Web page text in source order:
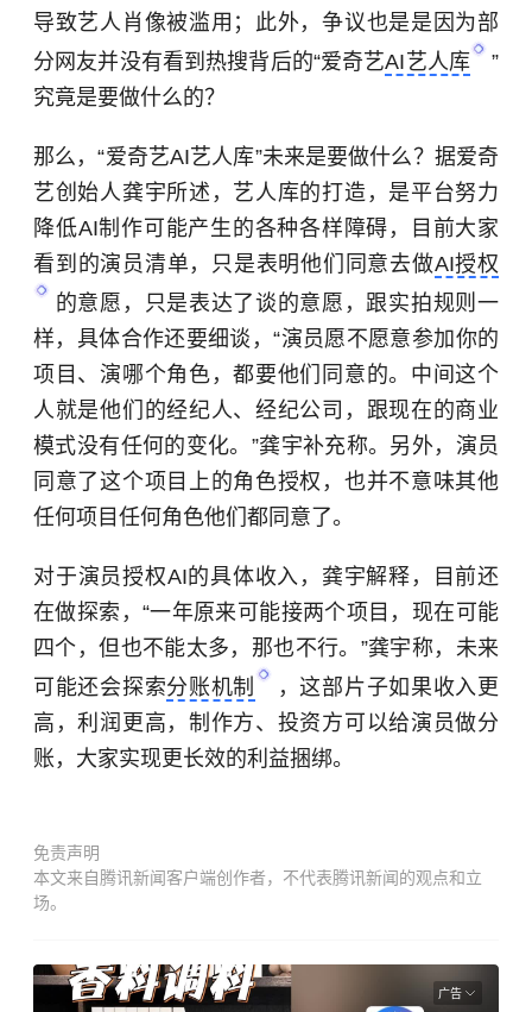
导致艺人肖像被滥用；此外，争议也是是因为部
分网友并没有看到热搜背后的“爱奇艺AI艺人库
”
究竟是要做什么的？
那么，“爱奇艺AI艺人库”未来是要做什么？据爱奇
艺创始人龚宇所述，艺人库的打造，是平台努力
降低AI制作可能产生的各种各样障碍，目前大家
看到的演员清单，只是表明他们同意去做AI授权
的意愿，只是表达了谈的意愿，跟实拍规则一
样，具体合作还要细谈，“演员愿不愿意参加你的
项目、演哪个角色，都要他们同意的。中间这个
人就是他们的经纪人、经纪公司，跟现在的商业
模式没有任何的变化。”龚宇补充称。另外，演员
同意了这个项目上的角色授权，也并不意味其他
任何项目任何角色他们都同意了。
对于演员授权AI的具体收入，龚宇解释，目前还
在做探索，“一年原来可能接两个项目，现在可能
四个，但也不能太多，那也不行。”龚宇称，未来
可能还会探索分账机制
，这部片子如果收入更
高，利润更高，制作方、投资方可以给演员做分
账，大家实现更长效的利益捆绑。
免责声明
本文来自腾讯新闻客户端创作者，不代表腾讯新闻的观点和立
场。
广告